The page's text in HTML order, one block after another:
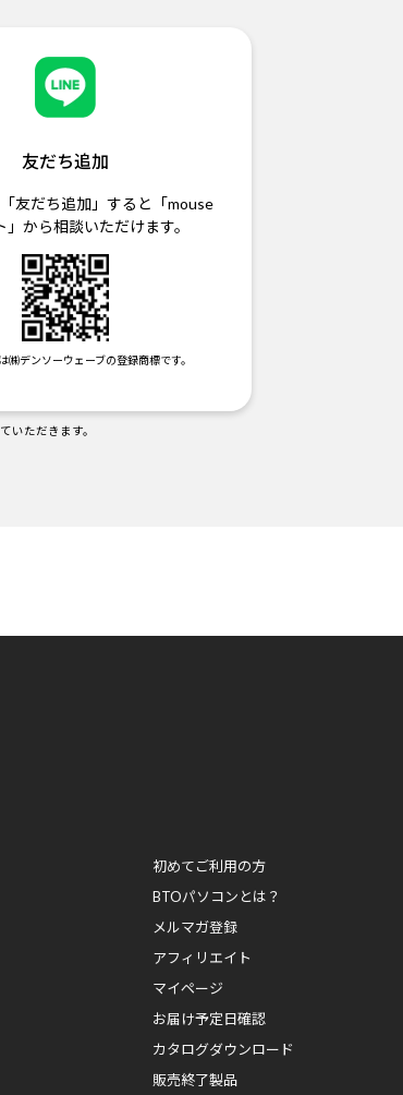
友だち追加
友だち追加」すると「mouse
から相談いただけます。
㈱デンソーウェーブの登録商標です。
いただきます。
初めてご利用の方
BTOパソコンとは？
メルマガ登録
アフィリエイト
マイページ
お届け予定日確認
カタログダウンロード
販売終了製品